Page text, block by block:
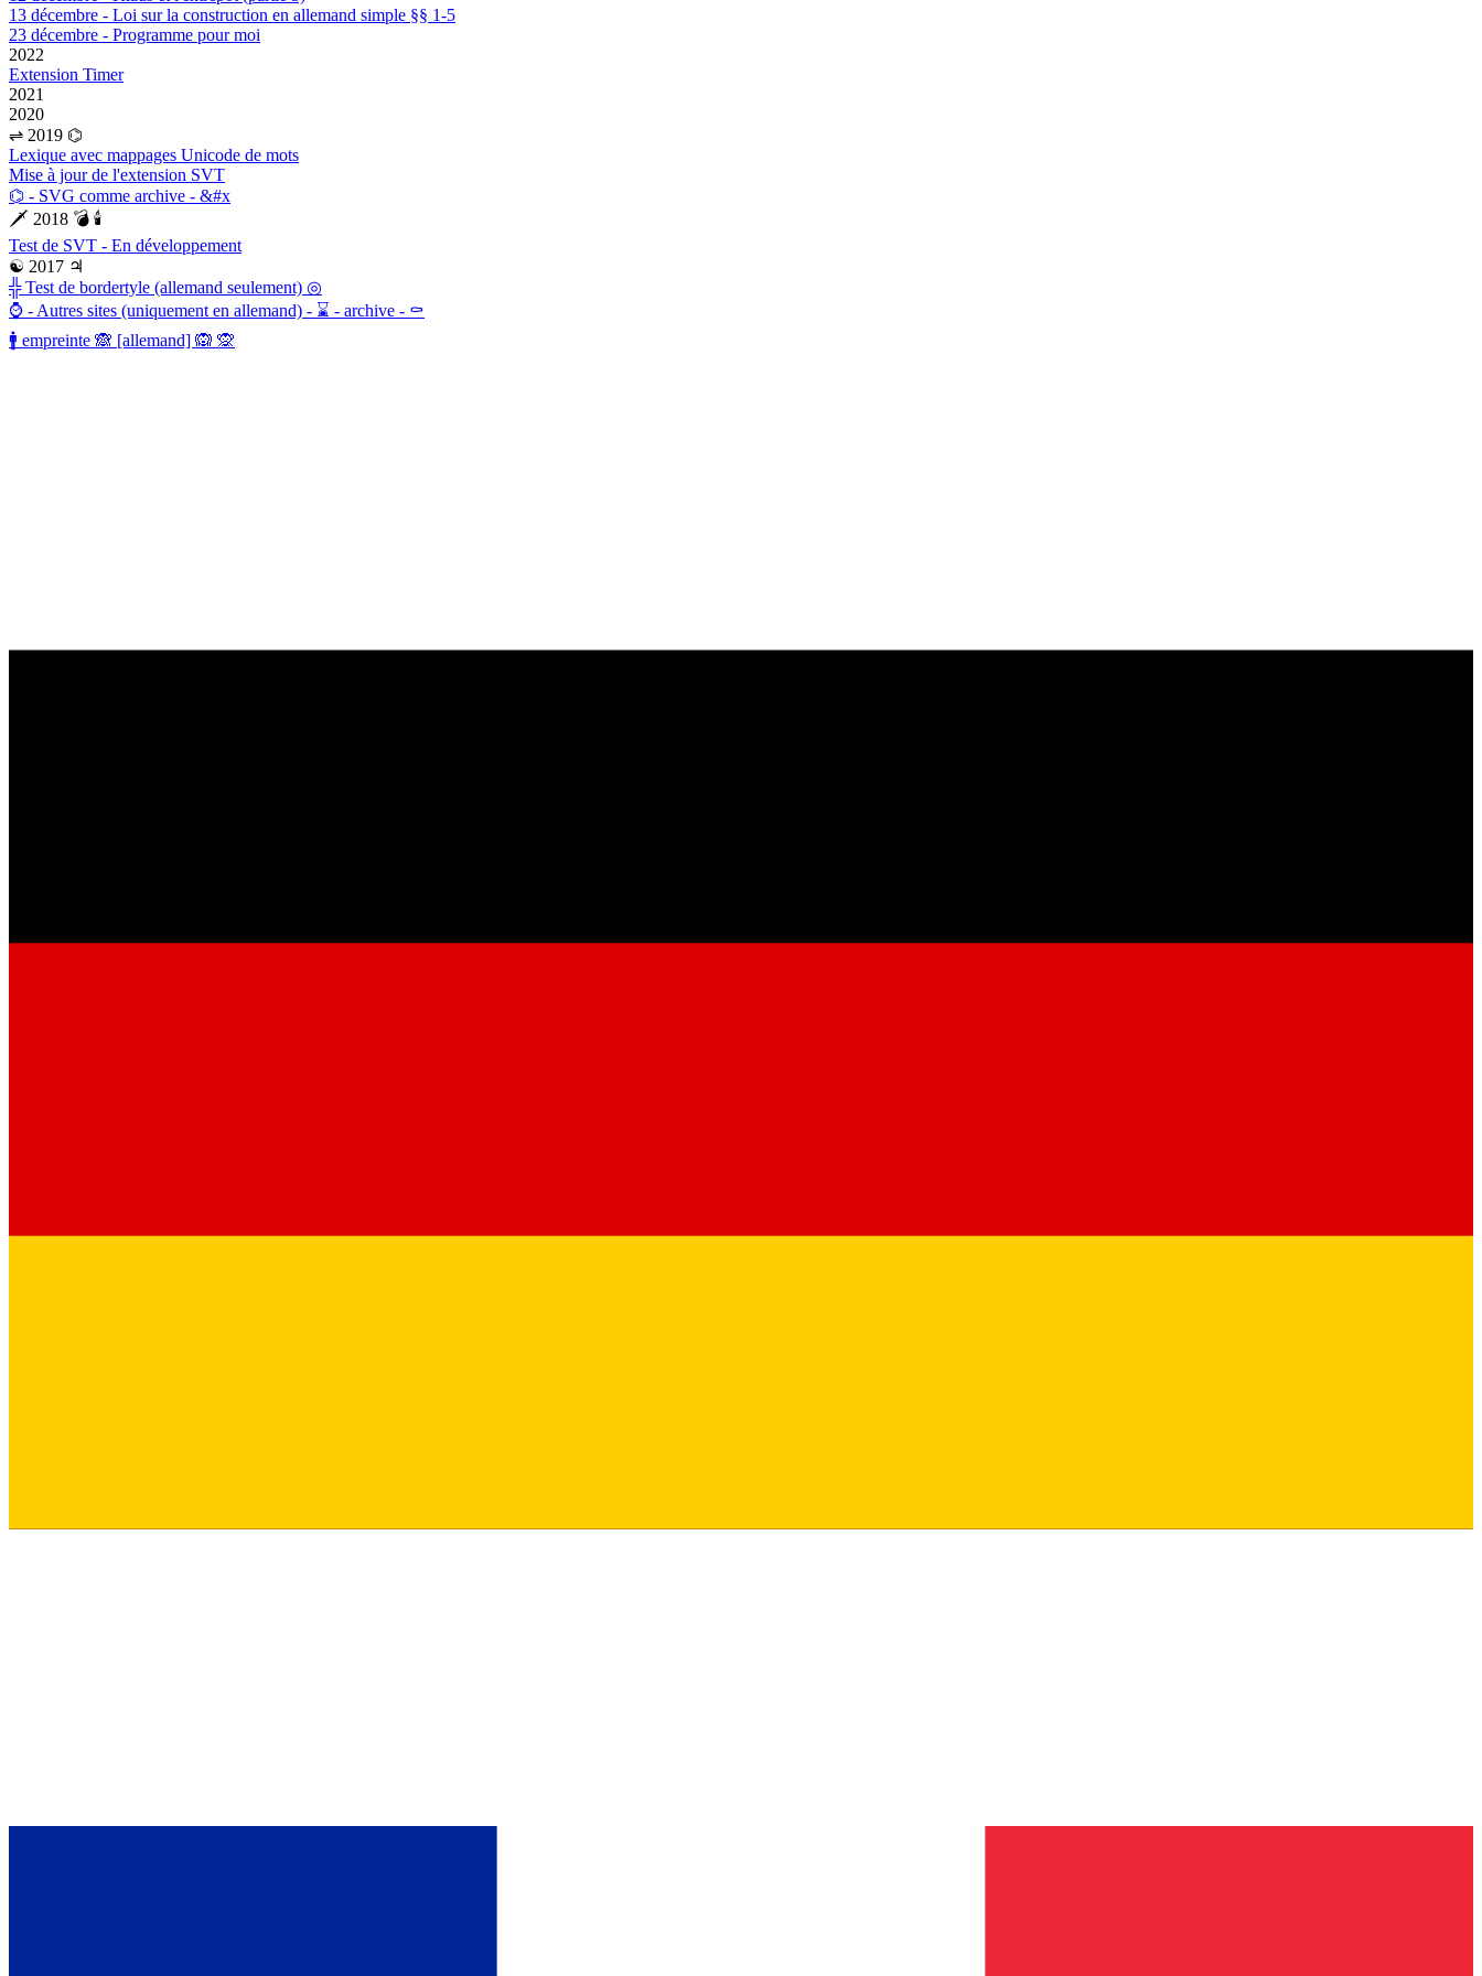
13 décembre - Loi sur la construction en allemand simple §§ 1-5
23 décembre - Programme pour moi
2022
Extension Timer
2021
2020
⇌ 2019 ⌬
Lexique avec mappages Unicode de mots
Mise à jour de l'extension SVT
⌬ - SVG comme archive - &#x
🗡 2018 💣 🕯
Test de SVT - En développement
☯ 2017 ♃
╬ Test de bordertyle (allemand seulement) ◎
⌚ - Autres sites (uniquement en allemand) - ⌛ - archive - ⚰
🚹 empreinte 🙈 [allemand] 🙉 🙊